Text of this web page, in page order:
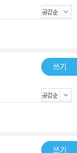
쓰기
쓰기